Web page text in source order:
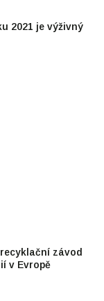
2021 je výživný
závod
v Evropě